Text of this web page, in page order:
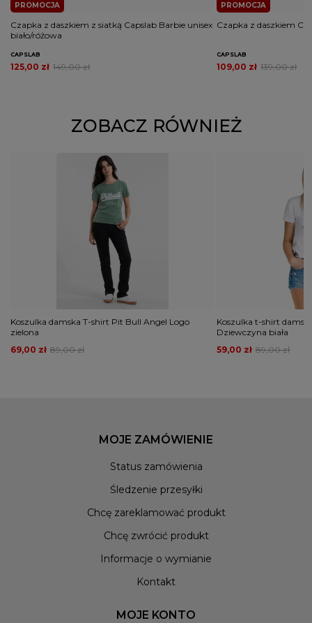
PROMOCJA
Czapka z daszkiem z siatką Capslab Barbie unisex
biało/różowa
CAPSLAB
149,00 zł
125,00 zł
PROMOCJA
Czapka z daszkiem
CAPSLAB
139,00 zł
109,00 zł
ZOBACZ RÓWNIEŻ
Koszulka damska T-shirt Pit Bull Angel Logo
zielona
89,00 zł
69,00 zł
Koszulka t-shirt
Dziewczyna biała
89,00 zł
59,00 zł
MOJE ZAMÓWIENIE
Status zamówienia
Śledzenie przesyłki
Chcę zareklamować produkt
Chcę zwrócić produkt
Informacje o wymianie
Kontakt
MOJE KONTO